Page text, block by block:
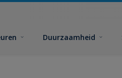
Duurzaamheid